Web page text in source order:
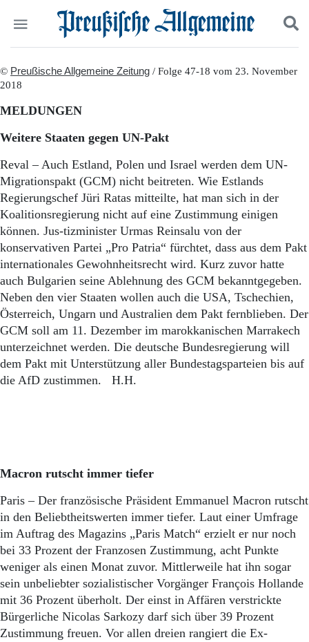
Start
Wer wir sind
Aktuelle Ausgabe
Abonnenten-Login
Abonnent werden
Abo Prämien
Archiv
Mediadaten
Politik
Gesellschaft
Geschichte
Ostpreußen
Pommern
Berlin-Brandenburg
Schlesien
Danzig und Westpreußen
Bücher
Suchen und finden
© Preußische Allgemeine Zeitung / Folge 47-18 vom 23. November
2018
MELDUNGEN
Weitere Staaten gegen UN-Pakt
Reval – Auch Estland, Polen und Israel werden dem UN-
Migra­tionspakt (GCM) nicht beitreten. Wie Estlands
Regierungschef Jüri Ratas mitteilte, hat man sich in der
Koalitionsregierung nicht auf eine Zustimmung einigen
können. Jus-tizminister Urmas Reinsalu von der
konservativen Partei „Pro Patria“ fürchtet, dass aus dem Pakt
internationales Gewohnheitsrecht wird. Kurz zuvor hatte
auch Bulgarien seine Ablehnung des GCM bekanntgegeben.
Neben den vier Staaten wollen auch die USA, Tschechien,
Österreich, Ungarn und Australien dem Pakt fernblieben. Der
GCM soll am 11. Dezember im marokkanischen Marrakech
unterzeichnet werden. Die deutsche Bundesregierung will
dem Pakt mit Unterstützung aller Bundestagsparteien bis auf
die AfD zustimmen. H.H.
Macron rutscht immer tiefer
Paris – Der französische Präsident Emmanuel Macron rutscht
in den Beliebtheitswerten immer tiefer. Laut einer Umfrage
im Auftrag des Magazins „Paris Match“ erzielt er nur noch
bei 33 Prozent der Franzosen Zustimmung, acht Punkte
weniger als einen Monat zuvor. Mittlerweile hat ihn sogar
sein unbeliebter sozialistischer Vorgänger François Hollande
mit 36 Prozent überholt. Der einst in Affären verstrickte
Bürgerliche Nicolas Sarkozy darf sich über 39 Prozent
Zustimmung freuen. Vor allen dreien rangiert die Ex-